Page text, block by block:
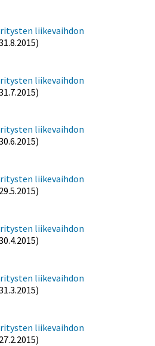
liikevaihdon
liikevaihdon
liikevaihdon
liikevaihdon
liikevaihdon
liikevaihdon
liikevaihdon